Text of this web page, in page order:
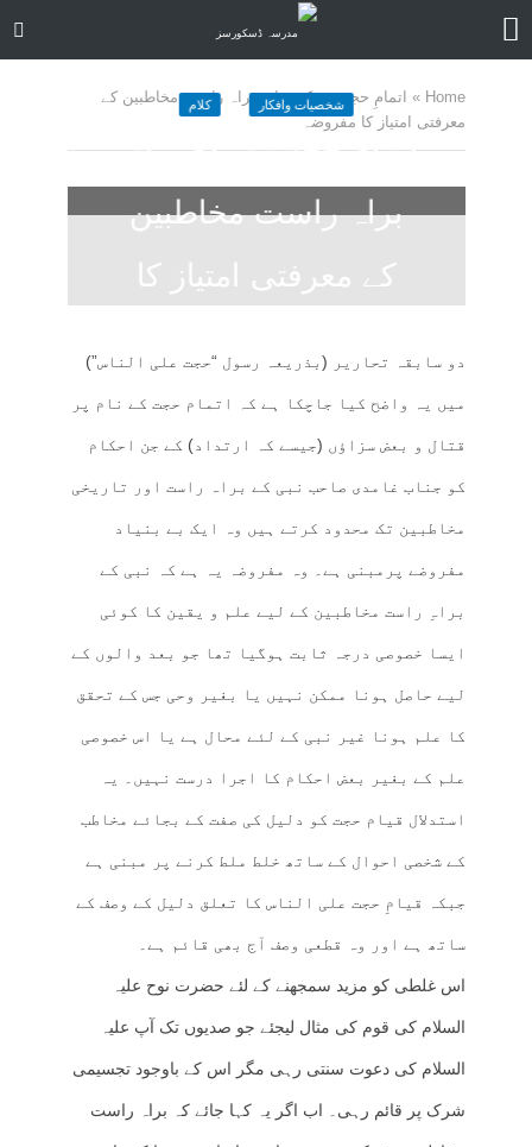
Home
»
اتمامِ حجت و تکفیر اور براہ راست مخاطبین کے
معرفتی امتیاز کا مفروضہ
شخصیات وافکار کلام
اتمامِ حجت و تکفیر اور
براہ راست مخاطبین
کے معرفتی امتیاز کا
دو سابقہ تحاریر (بذریعہ رسول “حجت علی الناس”)
میں یہ واضح کیا جاچکا ہے کہ اتمام حجت کے نام پر
قتال و بعض سزاؤں (جیسے کہ ارتداد) کے جن احکام
کو جناب غامدی صاحب نبی کے براہ راست اور تاریخی
مخاطبین تک محدود کرتے ہیں وہ ایک بے بنیاد
مفروضے پرمبنی ہے۔ وہ مفروضہ یہ ہے کہ نبی کے
براہِ راست مخاطبین کے لیے علم و یقین کا کوئی
ایسا خصوصی درجہ ثابت ہوگیا تھا جو بعد والوں کے
لیے حاصل ہونا ممکن نہیں یا بغیر وحی جس کے تحقق
کا علم ہونا غیر نبی کے لئے محال ہے یا اس خصوصی
علم کے بغیر بعض احکام کا اجرا درست نہیں۔ یہ
استدلال قیام حجت کو دلیل کی صفت کے بجائے مخاطب
کے شخصی احوال کے ساتھ خلط ملط کرنے پر مبنی ہے
جبکہ قیامِ حجت علی الناس کا تعلق دلیل کے وصف کے
ساتھ ہے اور وہ قطعی وصف آج بھی قائم ہے۔
اس غلطی کو مزید سمجھنے کے لئے حضرت نوح علیہ
السلام کی قوم کی مثال لیجئے جو صدیوں تک آپ علیہ
السلام کی دعوت سنتی رہی مگر اس کے باوجود تجسیمی
شرک پر قائم رہی۔ اب اگر یہ کہا جائے کہ براہ راست